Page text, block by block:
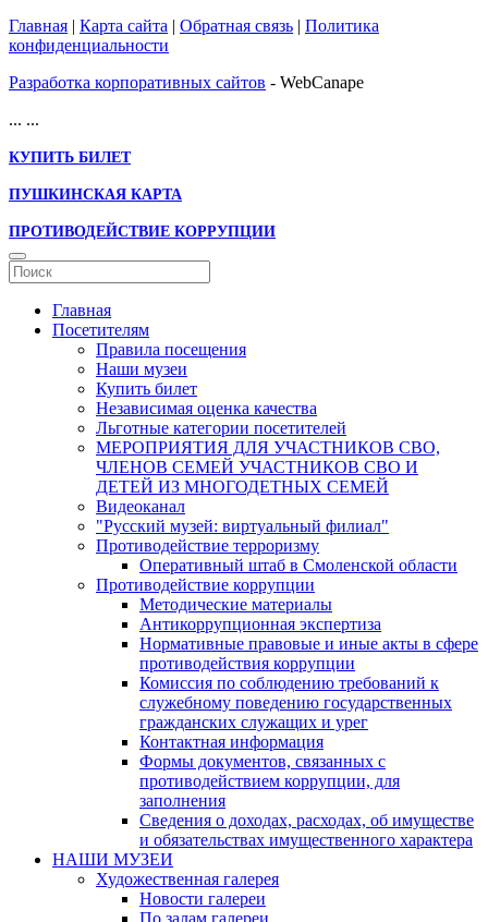
Главная | Карта сайта | Обратная связь | Политика
конфиденциальности
Разработка корпоративных сайтов - WebCanape
... ...
КУПИТЬ БИЛЕТ
ПУШКИНСКАЯ КАРТА
ПРОТИВОДЕЙСТВИЕ КОРРУПЦИИ
Главная
Посетителям
Правила посещения
Наши музеи
Купить билет
Независимая оценка качества
Льготные категории посетителей
МЕРОПРИЯТИЯ ДЛЯ УЧАСТНИКОВ СВО,
ЧЛЕНОВ СЕМЕЙ УЧАСТНИКОВ СВО И
ДЕТЕЙ ИЗ МНОГОДЕТНЫХ СЕМЕЙ
Видеоканал
"Русский музей: виртуальный филиал"
Противодействие терроризму
Оперативный штаб в Смоленской области
Противодействие коррупции
Методические материалы
Антикоррупционная экспертиза
Нормативные правовые и иные акты в сфере
противодействия коррупции
Комиссия по соблюдению требований к
служебному поведению государственных
гражданских служащих и урег
Контактная информация
Формы документов, связанных с
противодействием коррупции, для
заполнения
Сведения о доходах, расходах, об имуществе
и обязательствах имущественного характера
НАШИ МУЗЕИ
Художественная галерея
Новости галереи
По залам галереи